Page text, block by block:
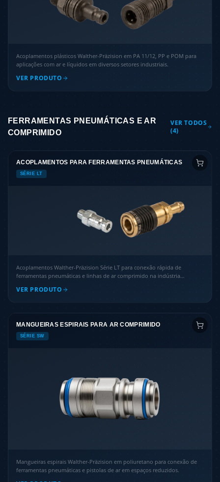
Acoplamentos plásticos Walther-Präzision em PA 11/12, PP e POM para
aplicações com ar e líquidos em diversos setores industriais.
VER PRODUTO
FERRAMENTAS PNEUMÁTICAS E AR
COMPRIMIDO
VER TODOS
(4)
ACOPLAMENTOS PARA FERRAMENTAS PNEUMÁTICAS
SÉRIE LT
Acoplamentos Walther-Präzision Série LT para conexão rápida de
ferramentas pneumáticas e linhas de ar comprimido na indústria
VER PRODUTO
MANGUEIRAS ESPIRAIS PARA AR COMPRIMIDO
SÉRIE SW
Mangueiras espirais Walther-Präzision em poliuretano para conexão de
ferramentas pneumáticas e pistolas de ar em espaços reduzidos.